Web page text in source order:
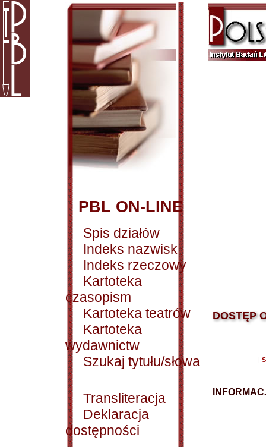
PBL ON-LINE
Spis działów
Indeks nazwisk
Indeks rzeczowy
Kartoteka
czasopism
Kartoteka teatrów
Kartoteka
wydawnictw
Szukaj tytułu/słowa
Transliteracja
Deklaracja
dostępności
DOSTĘP
|